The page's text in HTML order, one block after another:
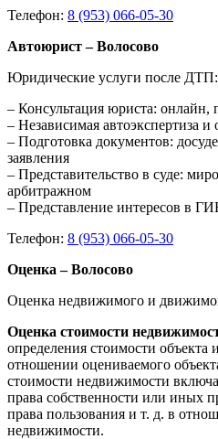
Телефон: 8 (953) 066-05-30
Автоюрист – Волосово
Юридические услуги после ДТП:
– Консультация юриста: онлайн,
– Независимая автоэкспертиза
– Подготовка документов:
заявления
– Представительство в суде:
арбитражном
– Представление интересов в
Телефон: 8 (953) 066-05-30
Оценка – Волосово
Оценка недвижимого и
Оценка стоимости
определения стоимости объекта
отношении оцениваемого
стоимости недвижимости
права собственности или иных
права пользования и т. д. в
недвижимости.